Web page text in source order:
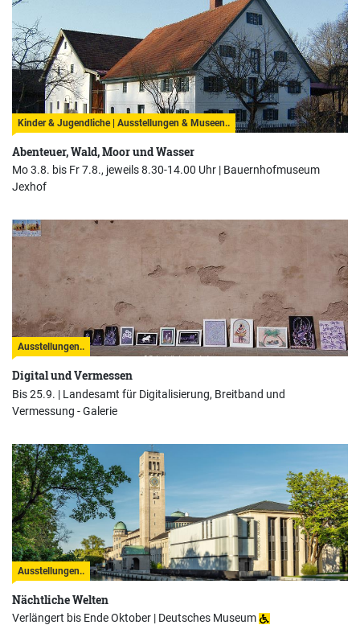
Kinder & Jugendliche | Ausstellungen & Museen..
Abenteuer, Wald, Moor und Wasser
Mo 3.8. bis Fr 7.8., jeweils 8.30-14.00 Uhr | Bauernhofmuseum
Jexhof
Ausstellungen..
Digital und Vermessen
Bis 25.9. | Landesamt für Digitalisierung, Breitband und
Vermessung - Galerie
Ausstellungen..
Nächtliche Welten
Verlängert bis Ende Oktober | Deutsches Museum